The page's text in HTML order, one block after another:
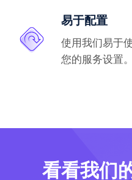
易于配置
使用我们易于
您的服务设置。
看看我们